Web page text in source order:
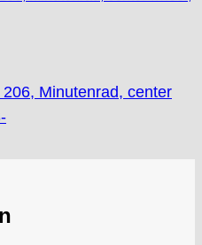
Minutenrad, center